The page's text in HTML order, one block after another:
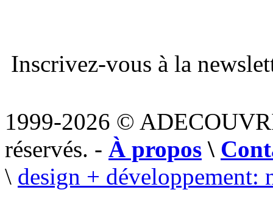
Inscrivez-vous à la
1999-2026 ©
réservés. - À propos \
\ design + développement: